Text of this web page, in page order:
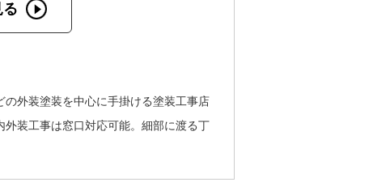
る
外装塗装を中心に手掛ける塗装工事店
装工事は窓口対応可能。細部に渡る丁